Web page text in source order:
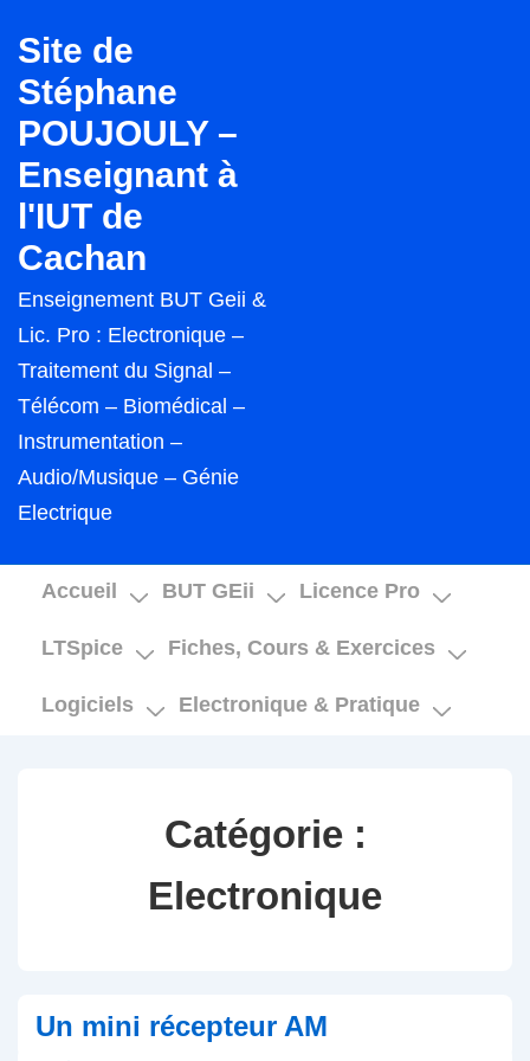
passer
au
contenu
principal
Site de
Stéphane
POUJOULY –
Enseignant à
l'IUT de
Cachan
Enseignement BUT Geii &
Lic. Pro : Electronique –
Traitement du Signal –
Télécom – Biomédical –
Instrumentation –
Audio/Musique – Génie
Electrique
Main
Accueil BUT GEii Licence Pro
LTSpice Fiches, Cours & Exercices
Logiciels Electronique & Pratique
Catégorie :
Electronique
Un mini récepteur AM